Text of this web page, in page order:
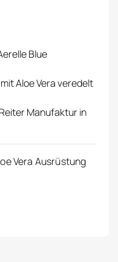
Blue
Aloe Vera veredelt
Manufaktur in
Vera Ausrüstung